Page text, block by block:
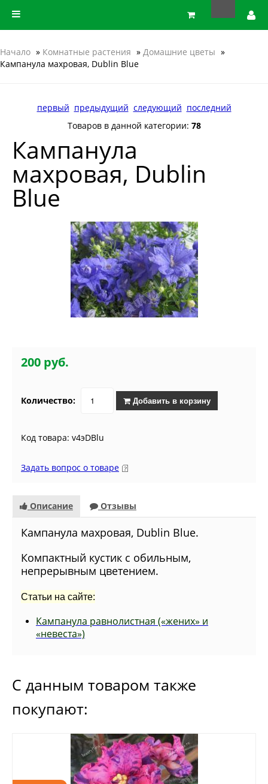
Начало » Комнатные растения » Домашние цветы »
Кампанула махровая, Dublin Blue
первый предыдущий следующий последний
Товаров в данной категории: 78
Кампанула
махровая, Dublin
Blue
200 руб.
Количество: Добавить в корзину
Код товара: v4эDBlu
Задать вопрос о товаре
Описание Отзывы
Кампанула махровая, Dublin Blue.
Компактный кустик с обильным,
непрерывным цветением.
Статьи на сайте:
Кампанула равнолистная («жених» и
«невеста»)
С данным товаром также
покупают: